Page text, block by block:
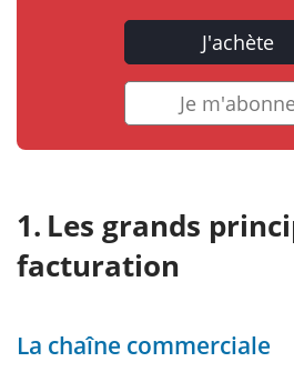
J'achète
Je m'abonne
Les grands
facturation
La chaîne commerciale